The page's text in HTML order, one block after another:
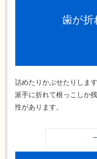
歯が折
詰めたりかぶせたりしま
派手に折れて根っこしか
性があります。